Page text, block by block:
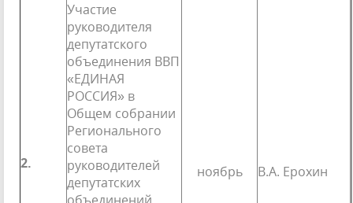
2.
Участие
руководителя
депутатского
объединения ВВП
«ЕДИНАЯ
РОССИЯ» в
Общем собрании
Ре­гионального
совета
руководителей
депутатских
ноябрь В.А. Ерохин